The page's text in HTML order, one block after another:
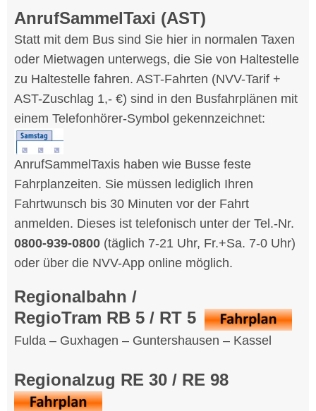
AnrufSammelTaxi (AST)
Statt mit dem Bus sind Sie hier in normalen Taxen
oder Mietwagen unterwegs, die Sie von Haltestelle
zu Haltestelle fahren. AST-Fahrten (NVV-Tarif +
AST-Zuschlag 1,- €) sind in den Busfahrplänen mit
einem Telefonhörer-Symbol gekennzeichnet:
AnrufSammelTaxis haben wie Busse feste
Fahrplanzeiten. Sie müssen lediglich Ihren
Fahrtwunsch bis 30 Minuten vor der Fahrt
anmelden. Dieses ist telefonisch unter der Tel.-Nr.
0800-939-0800 (täglich 7-21 Uhr, Fr.+Sa. 7-0 Uhr)
oder über die NVV-App online möglich.
Regionalbahn /
RegioTram RB 5 / RT 5
Fulda – Guxhagen – Guntershausen – Kassel
Regionalzug RE 30 / RE 98